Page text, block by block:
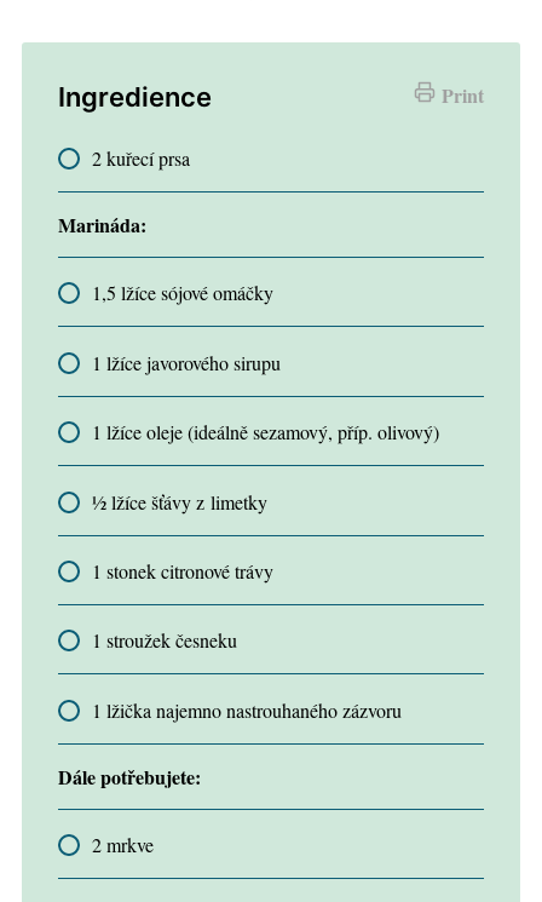
Print
Ingredience
2 kuřecí prsa
Marináda:
1,5 lžíce sójové omáčky
1 lžíce javorového sirupu
1 lžíce oleje (ideálně sezamový, příp. olivový)
½ lžíce šťávy z limetky
1 stonek citronové trávy
1 stroužek česneku
1 lžička najemno nastrouhaného zázvoru
Dále potřebujete:
2 mrkve